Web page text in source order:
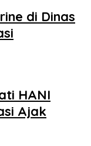
di Dinas
HANI
Ajak